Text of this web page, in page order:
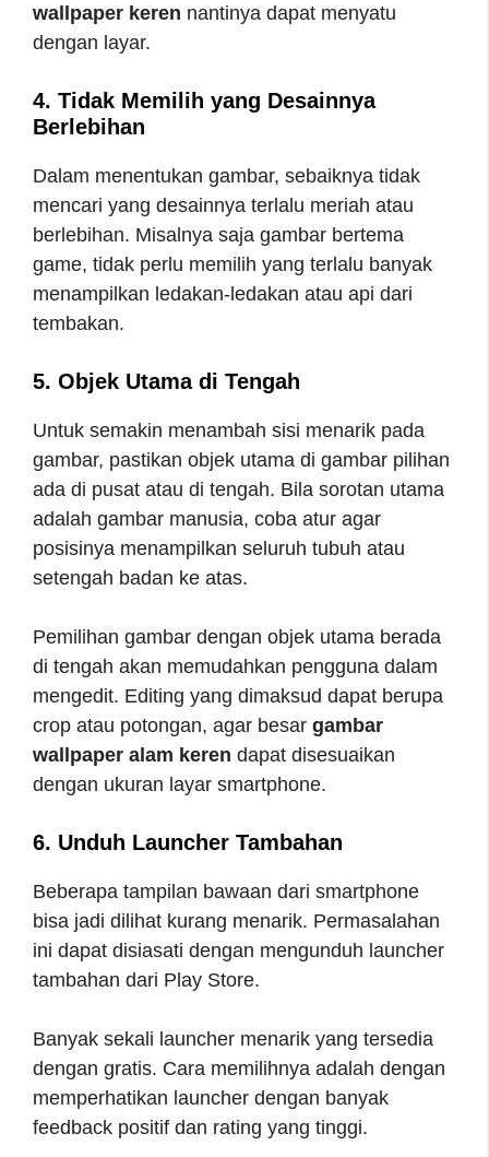
wallpaper keren nantinya dapat menyatu
dengan layar.
4. Tidak Memilih yang Desainnya
Berlebihan
Dalam menentukan gambar, sebaiknya tidak
mencari yang desainnya terlalu meriah atau
berlebihan. Misalnya saja gambar bertema
game, tidak perlu memilih yang terlalu banyak
menampilkan ledakan-ledakan atau api dari
tembakan.
5. Objek Utama di Tengah
Untuk semakin menambah sisi menarik pada
gambar, pastikan objek utama di gambar pilihan
ada di pusat atau di tengah. Bila sorotan utama
adalah gambar manusia, coba atur agar
posisinya menampilkan seluruh tubuh atau
setengah badan ke atas.
Pemilihan gambar dengan objek utama berada
di tengah akan memudahkan pengguna dalam
mengedit. Editing yang dimaksud dapat berupa
crop atau potongan, agar besar gambar
wallpaper alam keren dapat disesuaikan
dengan ukuran layar smartphone.
6. Unduh Launcher Tambahan
Beberapa tampilan bawaan dari smartphone
bisa jadi dilihat kurang menarik. Permasalahan
ini dapat disiasati dengan mengunduh launcher
tambahan dari Play Store.
Banyak sekali launcher menarik yang tersedia
dengan gratis. Cara memilihnya adalah dengan
memperhatikan launcher dengan banyak
feedback positif dan rating yang tinggi.